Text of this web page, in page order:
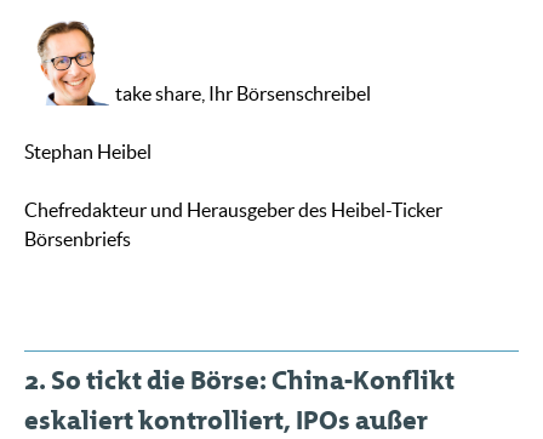
take share, Ihr Börsenschreibel
Stephan Heibel
Chefredakteur und Herausgeber des Heibel-Ticker
Börsenbriefs
2. So tickt die Börse: China-Konflikt
eskaliert kontrolliert, IPOs außer